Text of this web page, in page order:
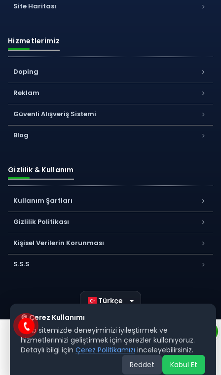
Site Haritası
Hizmetlerimiz
Doping
Reklam
Güvenli Alışveriş Sistemi
Blog
Gizlilik & Kullanım
Kullanım Şartları
Gizlilik Politikası
Kişisel Verilerin Korunması
S.S.S
Türkçe
🍪 Çerez Kullanımı
Web sitemizde deneyiminizi iyileştirmek ve
hizmetlerimizi geliştirmek için çerezler kullanıyoruz.
Detaylı bilgi için Çerez Politikamızı inceleyebilirsiniz.
Reddet
Kabul Et